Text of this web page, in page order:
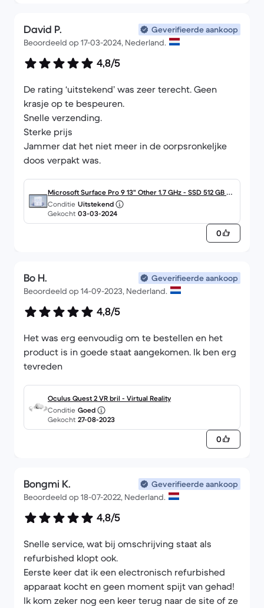
David P.
Geverifieerde aankoop
Beoordeeld op 17-03-2024, Nederland.
4,8/5
De rating ‘uitstekend’ was zeer terecht. Geen
krasje op te bespeuren.
Snelle verzending.
Sterke prijs
Jammer dat het niet meer in de oorpsronkeljke
doos verpakt was.
Microsoft Surface Pro 9 13" Other 1.7 GHz - SSD 512 GB - 1
6GB Zonder toetsenbord
Conditie Uitstekend
Gekocht 03-03-2024
0
Bo H.
Geverifieerde aankoop
Beoordeeld op 14-09-2023, Nederland.
4,8/5
Het was erg eenvoudig om te bestellen en het
product is in goede staat aangekomen. Ik ben erg
tevreden
Oculus Quest 2 VR bril - Virtual Reality
Conditie Goed
Gekocht 27-08-2023
0
Bongmi K.
Geverifieerde aankoop
Beoordeeld op 18-07-2022, Nederland.
4,8/5
Snelle service, wat bij omschrijving staat als
refurbished klopt ook.
Eerste keer dat ik een electronisch refurbished
apparaat kocht en geen moment spijt van gehad!
Ik kom zeker nog een keer terug naar de site of ze